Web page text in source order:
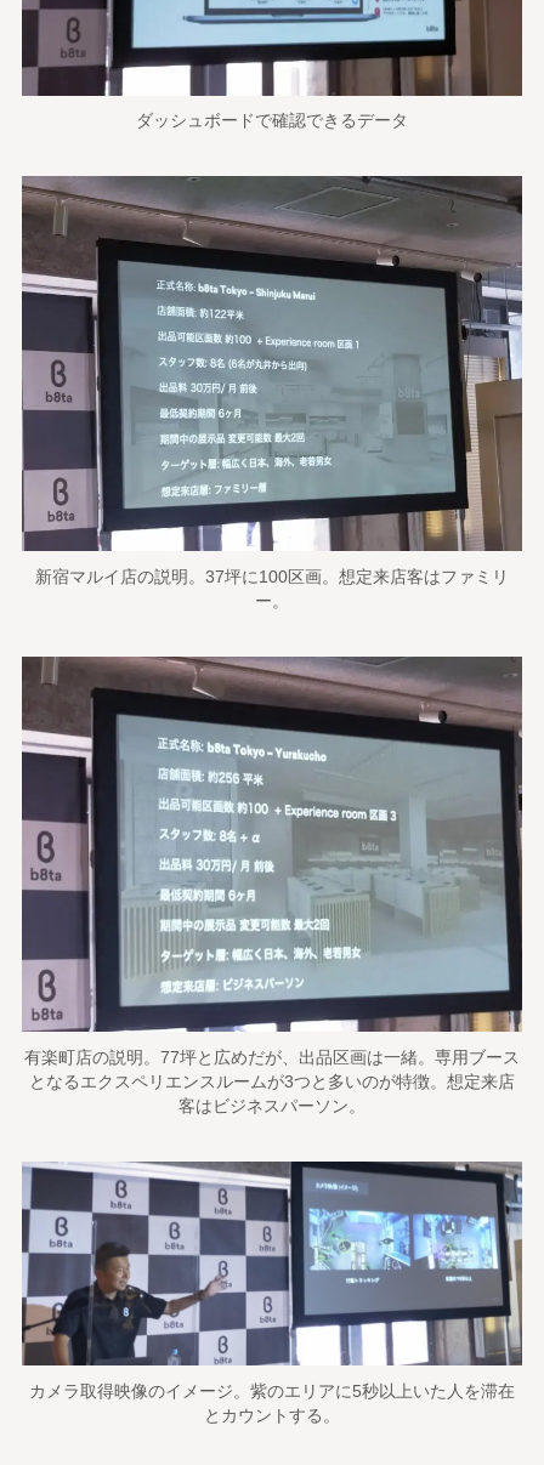
ダッシュボードで確認できるデータ
新宿マルイ店の説明。37坪に100区画。想定来店客はファミリ
ー。
有楽町店の説明。77坪と広めだが、出品区画は一緒。専用ブース
となるエクスペリエンスルームが3つと多いのが特徴。想定来店
客はビジネスパーソン。
カメラ取得映像のイメージ。紫のエリアに5秒以上いた人を滞在
とカウントする。